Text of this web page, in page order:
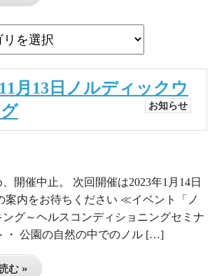
11月13日ノルディックウ
お知らせ
開催中止。 次回開催は2023年1月14日
案内をお待ちください ≪イベント「ノ
グ～ヘルスコンディショニングセミナ
・ 公園の自然の中でのノル […]
む »